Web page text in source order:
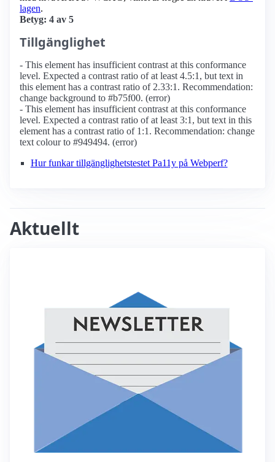
lagen.
Betyg: 4 av 5
Tillgänglighet
- This element has insufficient contrast at this conformance
level. Expected a contrast ratio of at least 4.5:1, but text in
this element has a contrast ratio of 2.33:1. Recommendation:
change background to #b75f00. (error)
- This element has insufficient contrast at this conformance
level. Expected a contrast ratio of at least 3:1, but text in this
element has a contrast ratio of 1:1. Recommendation: change
text colour to #949494. (error)
Hur funkar tillgänglighetstestet Pa11y på Webperf?
Aktuellt